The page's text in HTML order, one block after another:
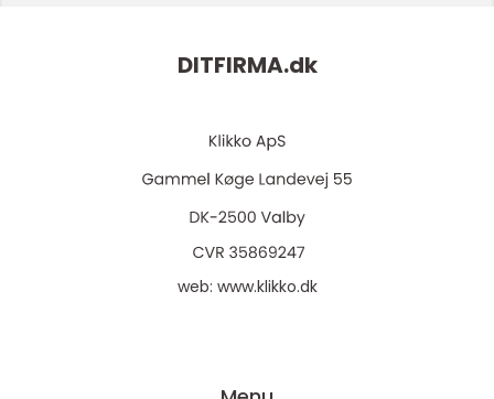
DITFIRMA.dk
web: www.klikko.dk